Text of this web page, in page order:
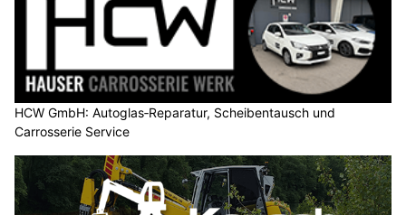
HCW GmbH: Autoglas‑Reparatur, Scheibentausch und
Carrosserie Service